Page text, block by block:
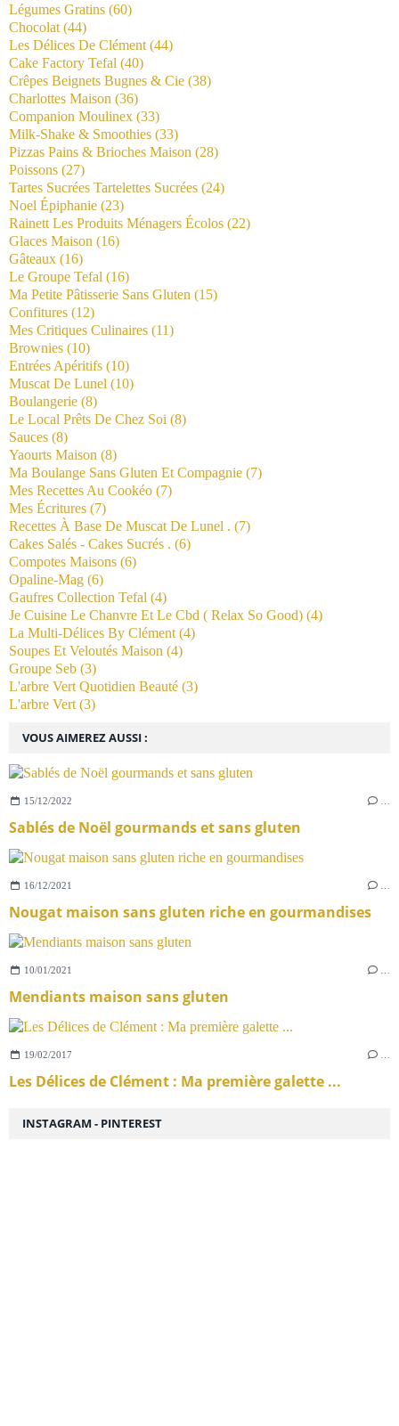
VOUS AIMEREZ AUSSI :
15/12/2022
Sablés de Noël gourmands et sans gluten
16/12/2021
Nougat maison sans gluten riche en gourmandises
10/01/2021
Mendiants maison sans gluten
19/02/2017
Les Délices de Clément : Ma première galette ...
Légumes Gratins (60)
Chocolat (44)
Les Délices De Clément (44)
Cake Factory Tefal (40)
Crêpes Beignets Bugnes & Cie (38)
Charlottes Maison (36)
Companion Moulinex (33)
Milk-Shake & Smoothies (33)
Pizzas Pains & Brioches Maison (28)
Poissons (27)
Tartes Sucrées Tartelettes Sucrées (24)
Noel Épiphanie (23)
Rainett Les Produits Ménagers Écolos (22)
Glaces Maison (16)
Gâteaux (16)
Le Groupe Tefal (16)
Ma Petite Pâtisserie Sans Gluten (15)
Confitures (12)
Mes Critiques Culinaires (11)
Brownies (10)
Entrées Apéritifs (10)
Muscat De Lunel (10)
Boulangerie (8)
Le Local Prêts De Chez Soi (8)
Sauces (8)
Yaourts Maison (8)
Ma Boulange Sans Gluten Et Compagnie (7)
Mes Recettes Au Cookéo (7)
Mes Écritures (7)
Recettes À Base De Muscat De Lunel . (7)
Cakes Salés - Cakes Sucrés . (6)
Compotes Maisons (6)
Opaline-Mag (6)
Gaufres Collection Tefal (4)
Je Cuisine Le Chanvre Et Le Cbd ( Relax So Good) (4)
La Multi-Délices By Clément (4)
Soupes Et Veloutés Maison (4)
Groupe Seb (3)
L'arbre Vert Quotidien Beauté (3)
L'arbre Vert (3)
INSTAGRAM - PINTEREST